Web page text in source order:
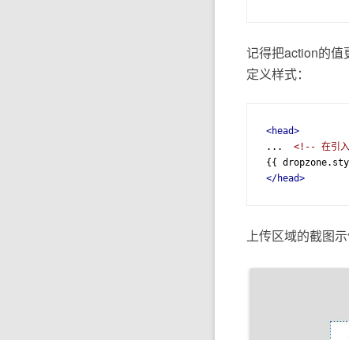
记得把action的值
定义样式：
<head>
... <!-- 在引
</head>
上传区域的截图示